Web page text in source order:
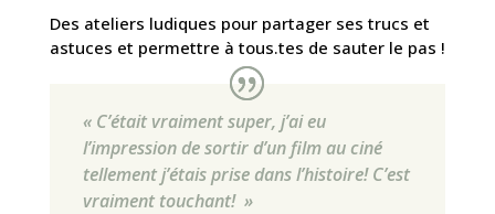
Des ateliers ludiques pour partager ses trucs et
astuces et permettre à tous.tes de sauter le pas !
« C’était vraiment super, j’ai eu
l’impression de sortir d’un film au ciné
tellement j’étais prise dans l’histoire! C’est
vraiment touchant! »